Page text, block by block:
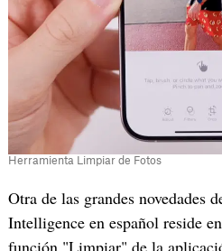
Herramienta Limpiar de Fotos
Otra de las grandes novedades
Intelligence en español reside
función "Limpiar" de la